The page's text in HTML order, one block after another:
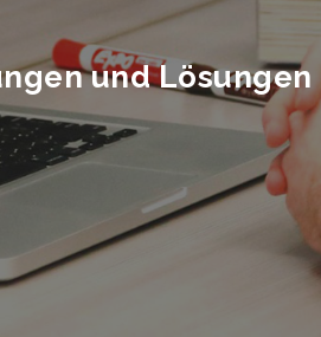
und Lösungen